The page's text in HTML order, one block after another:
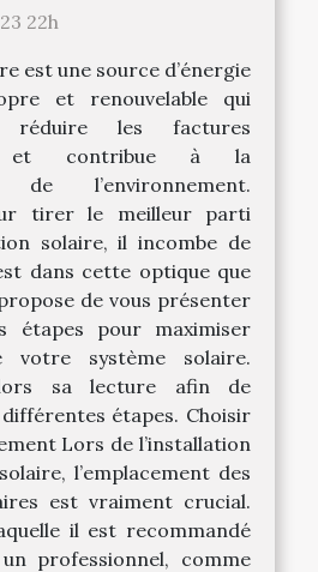
22h
est une source d’énergie
et renouvelable qui
les factures
et contribue à la
de l’environnement.
tirer le meilleur parti
solaire, il incombe de
dans cette optique que
de vous présenter
étapes pour maximiser
votre système solaire.
sa lecture afin de
étapes. Choisir
Lors de l’installation
l’emplacement des
est vraiment crucial.
il est recommandé
professionnel, comme